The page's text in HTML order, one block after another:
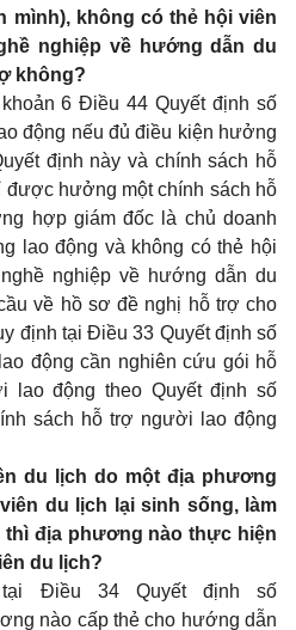
mình), không có thẻ hội viên
nghiệp về hướng dẫn du
không?
khoản 6 Điều 44 Quyết định số
động nếu đủ điều kiện hưởng
định này và chính sách hỗ
hưởng một chính sách hỗ
hợp giám đốc là chủ doanh
lao động và không có thẻ hội
nghiệp về hướng dẫn du
về hồ sơ đề nghị hỗ trợ cho
định tại Điều 33 Quyết định số
động cần nghiên cứu gói hỗ
lao động theo Quyết định số
sách hỗ trợ người lao động
du lịch do một địa phương
du lịch lại sinh sống, làm
địa phương nào thực hiện
du lịch?
tại Điều 34 Quyết định số
nào cấp thẻ cho hướng dẫn